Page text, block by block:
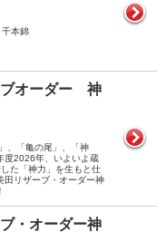
本錦
オーダー 神
、「亀の尾」、「神
2026年、いよいよ蔵
た「神力」を生もと仕
田リザーブ・オーダー神
・オーダー神